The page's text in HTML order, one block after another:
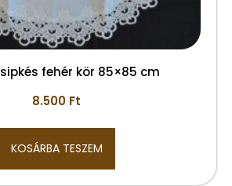
fehér kör 85×85 cm
8.500 Ft
KOSÁRBA TESZEM